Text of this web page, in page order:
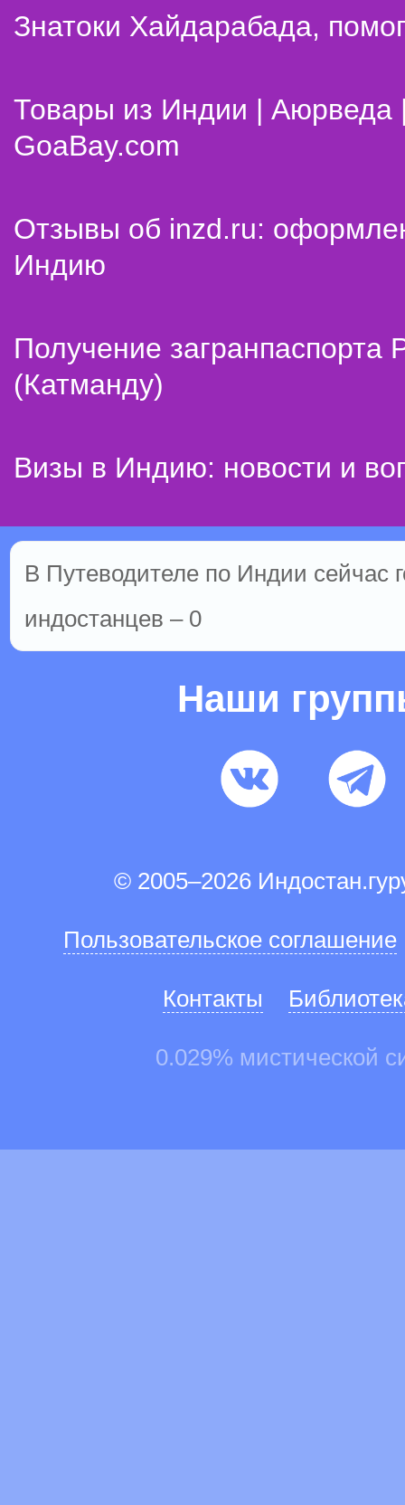
Знатоки Хайдарабада,
Товары из Индии | Аюрведа
GoaBay.com
Отзывы об inzd.ru:
Индию
Получение
(Катманду)
Визы в Индию: новости и
В Путеводителе по Индии сейчас
индостанцев – 0
Наши
© 2005–2026
Пользовательское соглашение
Контакты
0.029% мистической